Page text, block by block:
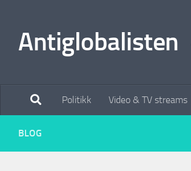
Antiglobalisten
Politikk Video & TV streams
BLOG